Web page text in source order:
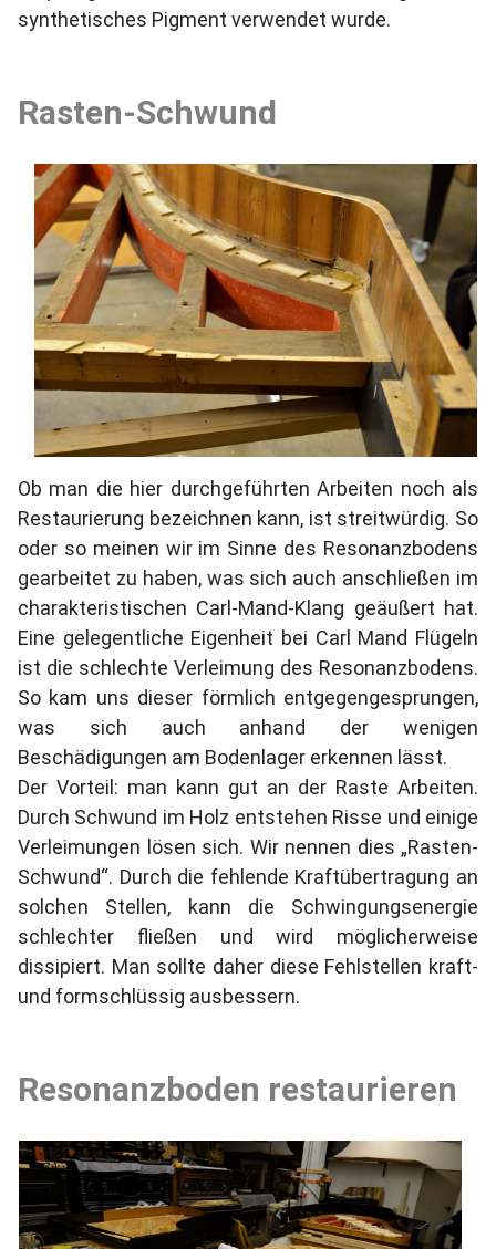
synthetisches Pigment verwendet wurde.
Rasten-Schwund
Ob man die hier durchgeführten Arbeiten noch als
Restaurierung bezeichnen kann, ist streitwürdig. So
oder so meinen wir im Sinne des Resonanzbodens
gearbeitet zu haben, was sich auch anschließen im
charakteristischen Carl-Mand-Klang geäußert hat.
Eine gelegentliche Eigenheit bei Carl Mand Flügeln
ist die schlechte Verleimung des Resonanzbodens.
So kam uns dieser förmlich entgegengesprungen,
was sich auch anhand der wenigen
Beschädigungen am Bodenlager erkennen lässt.
Der Vorteil: man kann gut an der Raste Arbeiten.
Durch Schwund im Holz entstehen Risse und einige
Verleimungen lösen sich. Wir nennen dies „Rasten-
Schwund“. Durch die fehlende Kraftübertragung an
solchen Stellen, kann die Schwingungsenergie
schlechter fließen und wird möglicherweise
dissipiert. Man sollte daher diese Fehlstellen kraft-
und formschlüssig ausbessern.
Resonanzboden restaurieren